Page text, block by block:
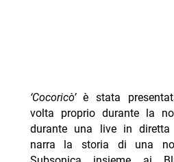
‘Cocoricò’è stata
volta proprio durante la
durante una live in diretta
narra la storia di una